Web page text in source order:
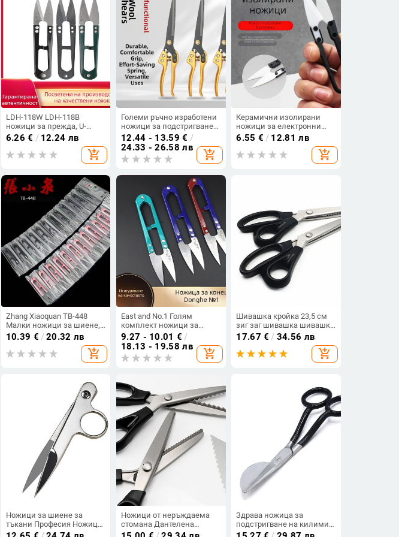
LDH-118W LDH-118B
ножици за прежда, U-
образни ножици с
пружина, малки ножици
за конец
6.26 € / 12.24 лв
add_shopping_cart
Големи ръчно изработени
ножици за подстригване
на козина със пружинен
механизъм
12.44 - 13.59 € /
24.33 - 26.58 лв
add_shopping_cart
Керамични изолирани
ножици за електронни
ремонти, антистатични и
преносими
6.55 € / 12.81 лв
add_shopping_cart
Zhang Xiaoquan TB-448
Малки ножици за шиене,
за конец и плат за кръстат
10.39 € /20.32 лв
add_shopping_cart
East and No.1 Голям
комплект ножици за
прежда: U‑образни
ножици за конец,
пружинни ножици за
прежда и малки шивашки
9.27 - 10.01 € /
18.13 - 19.58 лв
add_shopping_cart
Шивашка кройка 23,5 см
зиг заг шивашка шивашка
кожа занаятчийски плат
срязване розова ножица
текстил ДЕНИМ Направи
си сам инструмент за
17.67 € / 34.56 лв
add_shopping_cart
Ножици за шиене за
тъкани Професия Ножици
за конец от неръждаема
Ножици от неръждаема
стомана Дантелена
ножица Професионална
Здрава ножица за
подстригване на килими
Остра ножица с